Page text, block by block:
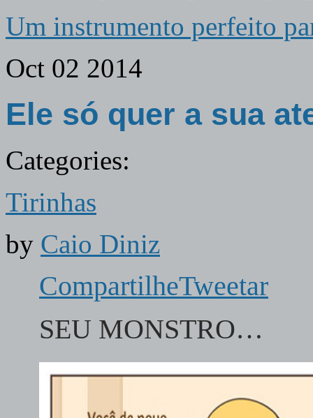
Um instrumento perfeito
Oct 02 2014
Ele só quer a sua
Categories:
Tirinhas
by Caio Diniz
CompartilheTweetar
SEU MONSTRO…